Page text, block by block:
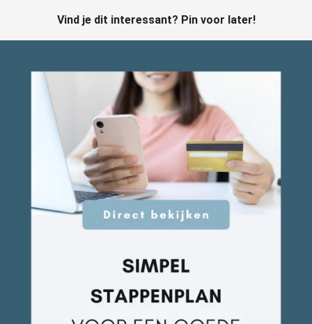
Vind je dit interessant? Pin voor later!